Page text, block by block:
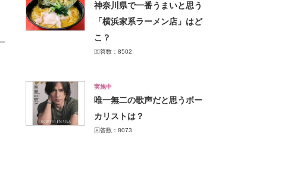
神奈川県で一番うまいと思う
「横浜家系ラーメン店」はど
こ？
回答数：8502
実施中
唯一無二の歌声だと思うボー
カリストは？
回答数：8073